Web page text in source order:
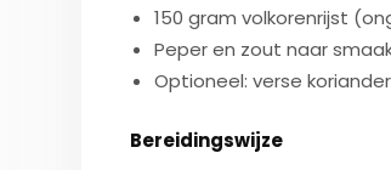
150 gram volkorenrijst
Peper en zout naar
Optioneel: verse
Bereidingswijze